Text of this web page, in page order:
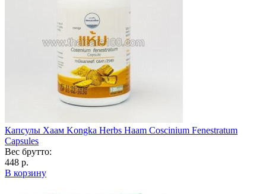
Капсулы Хаам Kongka Herbs Haam Coscinium Fenestratum
Capsules
Вес брутто:
448 р.
В корзину